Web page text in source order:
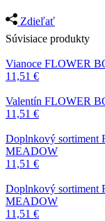
Zdieľať
Súvisiace produkty
Vianoce FLOWER
11,51 €
Valentín FLOWER
11,51 €
Doplnkový sortiment
MEADOW
11,51 €
Doplnkový sortiment
MEADOW
11,51 €